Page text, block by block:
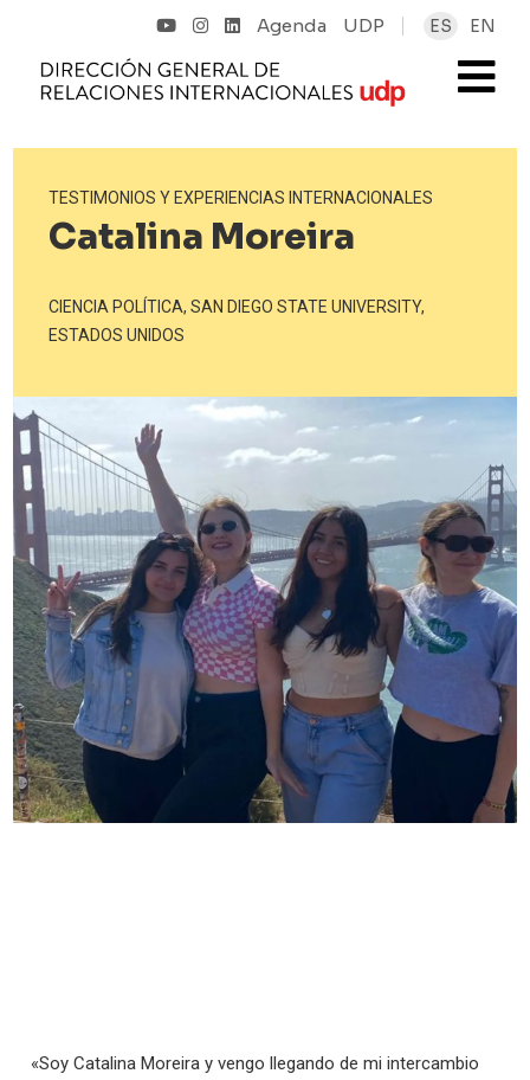
Agenda UDP ES EN
TESTIMONIOS Y EXPERIENCIAS INTERNACIONALES
Catalina Moreira
CIENCIA POLÍTICA, SAN DIEGO STATE UNIVERSITY,
ESTADOS UNIDOS
«Soy Catalina Moreira y vengo llegando de mi intercambio